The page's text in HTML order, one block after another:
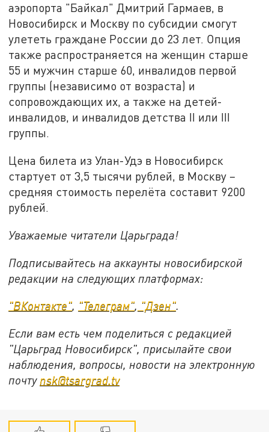
аэропорта "Байкал" Дмитрий Гармаев, в
Новосибирск и Москву по субсидии смогут
улететь граждане России до 23 лет. Опция
также распространяется на женщин старше
55 и мужчин старше 60, инвалидов первой
группы (независимо от возраста) и
сопровождающих их, а также на детей-
инвалидов, и инвалидов детства II или III
группы.
Цена билета из Улан-Удэ в Новосибирск
стартует от 3,5 тысячи рублей, в Москву –
средняя стоимость перелёта составит 9200
рублей.
Уважаемые читатели Царьграда!
Подписывайтесь на аккаунты новосибирской
редакции на следующих платформах:
"ВКонтакте", "Телеграм", "Дзен".
Если вам есть чем поделиться с редакцией
"Царьград Новосибирск", присылайте свои
наблюдения, вопросы, новости на электронную
почту nsk@tsargrad.tv